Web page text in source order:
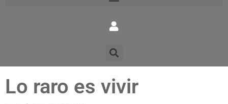
Lo raro es vivir